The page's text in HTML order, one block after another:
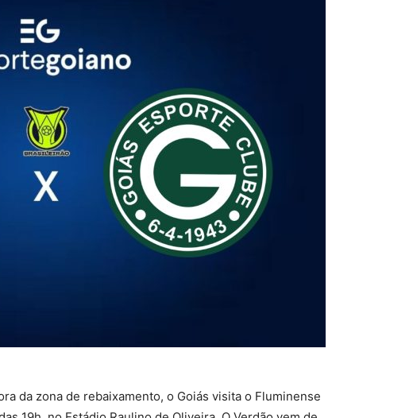
da zona de rebaixamento, o Goiás visita o Fluminense